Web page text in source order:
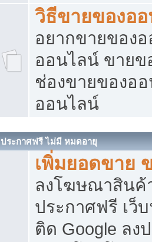
วิธีขายของอ
อยากขายของ
ออนไลน์ ขายข
ช่องขายของอ
ออนไลน์
ประกาศฟรี ไม่มี หมดอายุ
เพิ่มยอดขาย
ลงโฆษณาสิน
ประกาศฟรี เว็
ติด Google ลง